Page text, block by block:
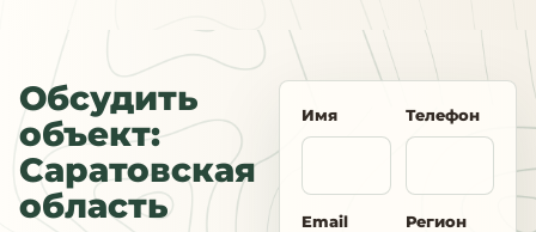
Обсудить
объект:
Саратовская
область
Имя Телефон
Email Регион